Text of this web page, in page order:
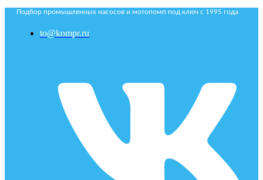
Подбор промышленных насосов и мотопомп под ключ с 1995 года
to@kompr.ru